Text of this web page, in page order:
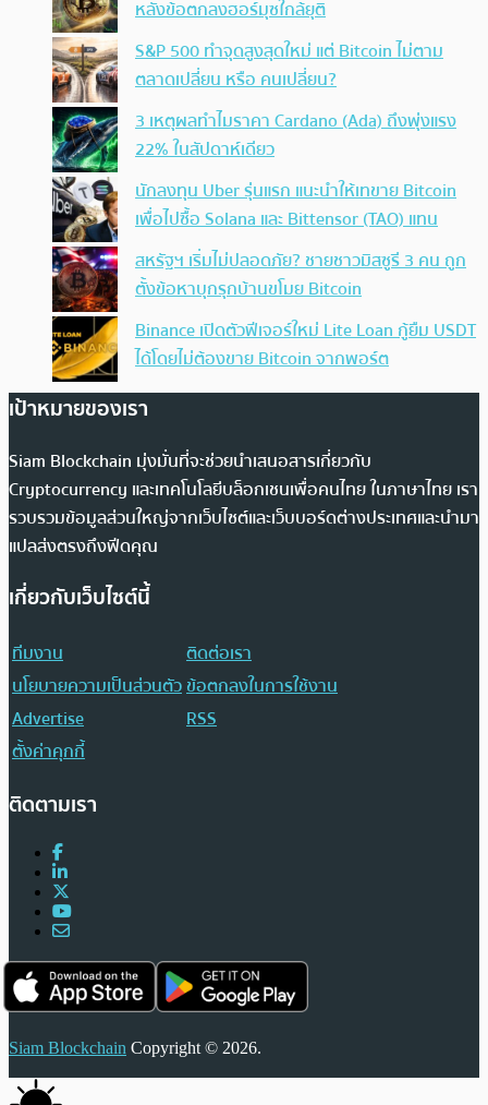
หลังข้อตกลงฮอร์มุซใกล้ยุติ
S&P 500 ทำจุดสูงสุดใหม่ แต่ Bitcoin ไม่ตาม
ตลาดเปลี่ยน หรือ คนเปลี่ยน?
3 เหตุผลทำไมราคา Cardano (Ada) ถึงพุ่งแรง
22% ในสัปดาห์เดียว
นักลงทุน Uber รุ่นแรก แนะนำให้เทขาย Bitcoin
เพื่อไปซื้อ Solana และ Bittensor (TAO) แทน
สหรัฐฯ เริ่มไม่ปลอดภัย? ชายชาวมิสซูรี 3 คน ถูก
ตั้งข้อหาบุกรุกบ้านขโมย Bitcoin
Binance เปิดตัวฟีเจอร์ใหม่ Lite Loan กู้ยืม USDT
ได้โดยไม่ต้องขาย Bitcoin จากพอร์ต
เป้าหมายของเรา
Siam Blockchain มุ่งมั่นที่จะช่วยนำเสนอสารเกี่ยวกับ
Cryptocurrency และเทคโนโลยีบล็อกเชนเพื่อคนไทย ในภาษาไทย เรา
รวบรวมข้อมูลส่วนใหญ่จากเว็บไซต์และเว็บบอร์ดต่างประเทศและนำมา
แปลส่งตรงถึงฟีดคุณ
เกี่ยวกับเว็บไซต์นี้
ทีมงาน
ติดต่อเรา
นโยบายความเป็นส่วนตัวข้อตกลงในการใช้งาน
Advertise
RSS
ตั้งค่าคุกกี้
ติดตามเรา
Siam Blockchain Copyright © 2026.